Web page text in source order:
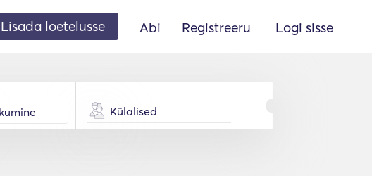
Lisada loetelusse Abi Registreeru Logi sisse
Külalised